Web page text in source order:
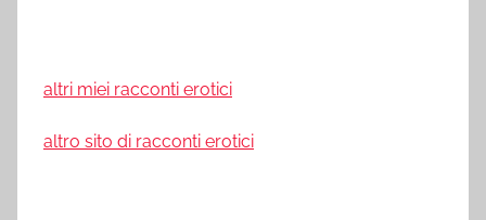
altri miei racconti erotici
altro sito di racconti erotici